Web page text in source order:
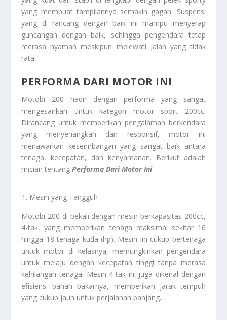
yang membuat tampilannya semakin gagah. Suspensi
yang di rancang dengan baik ini mampu menyerap
guncangan dengan baik, sehingga pengendara tetap
merasa nyaman meskipun melewati jalan yang tidak
rata.
PERFORMA DARI MOTOR INI
Motobi 200 hadir dengan performa yang sangat
mengesankan untuk kategori motor sport 200cc.
Dirancang untuk memberikan pengalaman berkendara
yang menyenangkan dan responsif, motor ini
menawarkan keseimbangan yang sangat baik antara
tenaga, kecepatan, dan kenyamanan. Berikut adalah
rincian tentangPerforma DariMotor Ini:
Mesin yang Tangguh
Motobi 200 di bekali dengan mesin berkapasitas 200cc,
4-tak, yang memberikan tenaga maksimal sekitar 16
hingga 18 tenaga kuda (hp). Mesin ini cukup bertenaga
untuk motor di kelasnya, memungkinkan pengendara
untuk melaju dengan kecepatan tinggi tanpa merasa
kehilangan tenaga. Mesin 4-tak ini juga dikenal dengan
efisiensi bahan bakarnya, memberikan jarak tempuh
yang cukup jauh untuk perjalanan panjang.